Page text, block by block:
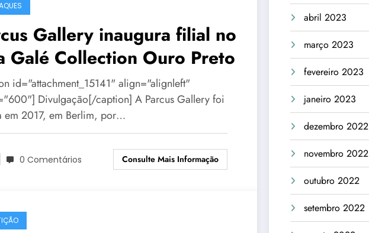
Gallery inaugura filial no
Galé Collection Ouro Preto
id="attachment_15141" align="alignleft"
Divulgação[/caption] A Parcus Gallery foi
em 2017, em Berlim, por…
0 Comentários Consulte Mais Informação
abril 2023
março 2023
fevereiro 2023
janeiro 2023
dezembro 2022
novembro 2022
outubro 2022
setembro 2022